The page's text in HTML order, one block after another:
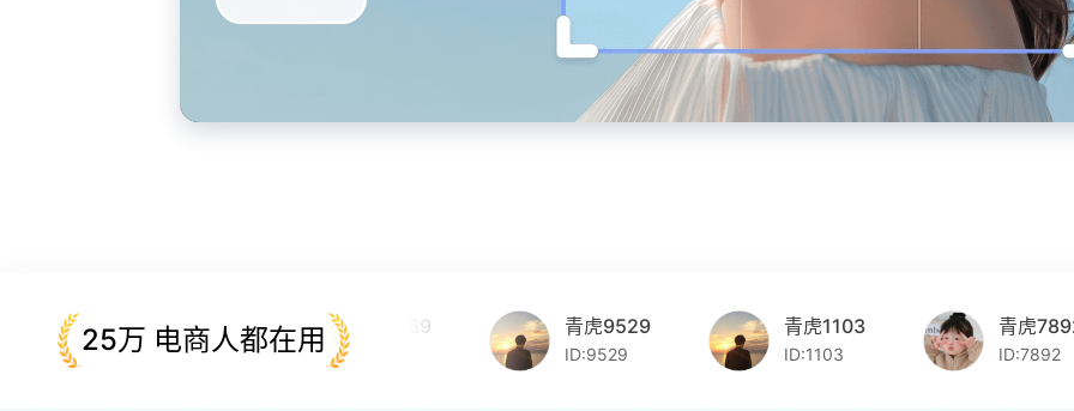
25万 电商人都在用青虎1869
ID:1869
青虎9529
ID:9529
青虎1103
ID:1103
青虎7892
ID:7892